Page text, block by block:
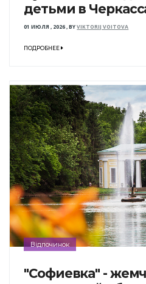
детьми в
01 ИЮЛЯ , 2026,BYVIKTORIJ VOITOVA
ПОДРОБНЕЕ
Відпочинок
"Софиевка" -